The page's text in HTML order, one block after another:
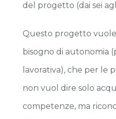
del progetto (dai sei
Questo progetto vuole
bisogno di autonomia
lavorativa), che per le
non vuol dire solo
competenze, ma